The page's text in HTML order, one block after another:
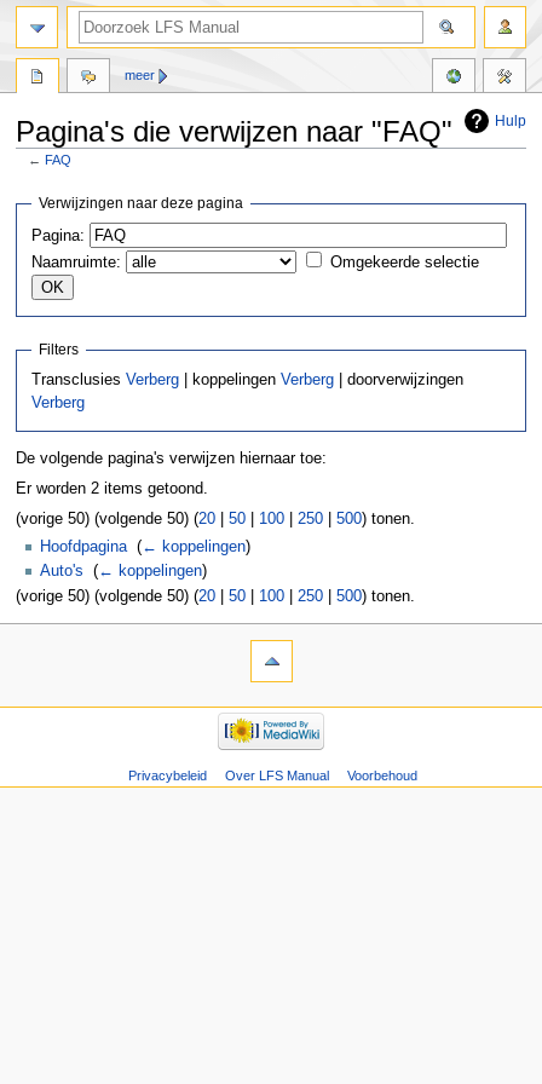
Hulp
Pagina's die verwijzen naar "FAQ"
←FAQ
Naar
springen
Naar
springen
Verwijzingen naar deze pagina
Pagina:
Naamruimte:
Omgekeerde selectie
Filters
TransclusiesVerberg | koppelingenVerberg | doorverwijzingen
Verberg
De volgende pagina's verwijzen hiernaar toe:
Er worden 2 items getoond.
(vorige 50) (volgende 50) (20| 50| 100| 250| 500) tonen.
Hoofdpagina‎ (← koppelingen)
Auto's
(← koppelingen)
(vorige 50) (volgende 50) (20| 50| 100| 250| 500) tonen.
meer
Privacybeleid Over LFS Manual Voorbehoud